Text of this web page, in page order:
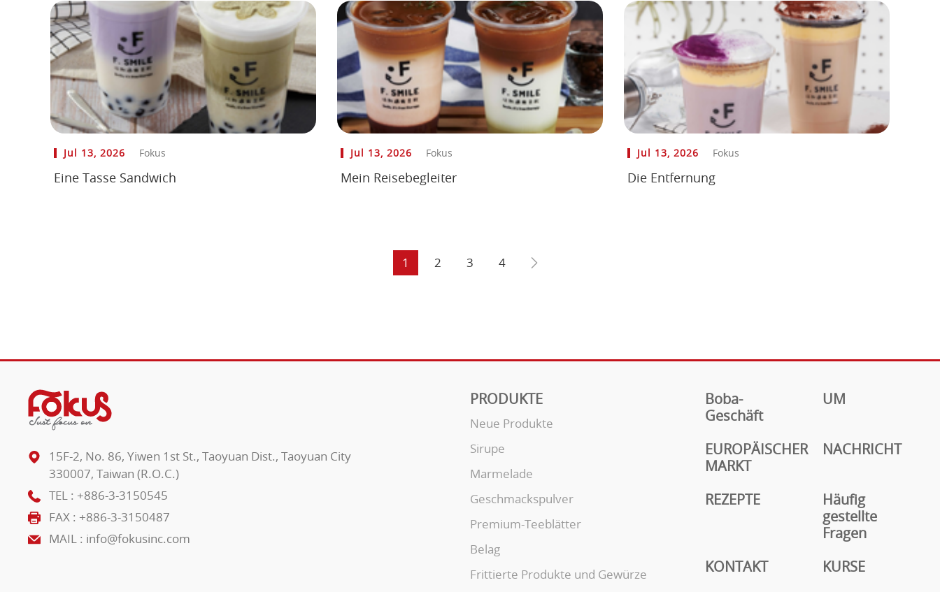
Jul 13, 2026 Fokus
Eine Tasse Sandwich
Jul 13, 2026 Fokus
Mein Reisebegleiter
Jul 13, 2026 Fokus
Die Entfernung
1 2 3 4
PRODUKTE
Neue Produkte
Sirupe
Marmelade
Geschmackspulver
Premium-Teeblätter
Belag
Frittierte Produkte und Gewürze
Boba-
Geschäft
UM
EUROPÄISCHER
MARKT
NACHRICHT
REZEPTE
Häufig
gestellte
Fragen
KONTAKT
KURSE
15F-2, No. 86, Yiwen 1st St., Taoyuan Dist., Taoyuan City
330007, Taiwan (R.O.C.)
TEL : +886-3-3150545
FAX : +886-3-3150487
MAIL : info@fokusinc.com